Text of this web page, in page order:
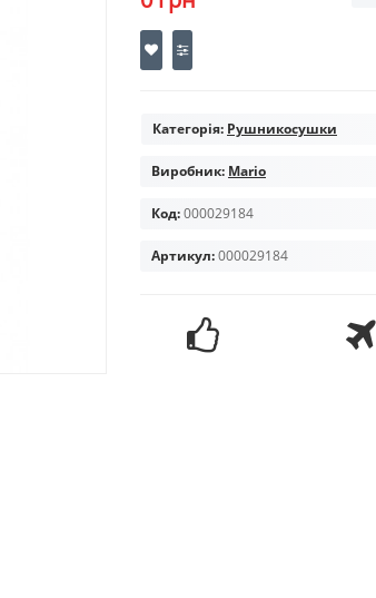
Категорія: Рушникосушки
Виробник: Mario
Код:000029184
Артикул:000029184